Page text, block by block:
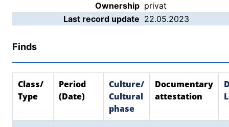
Ownership privat
Last record update 22.05.2023
Finds
Class/
Type
Period
(Date)
Culture/
Cultural
phase
Documentary
attestation